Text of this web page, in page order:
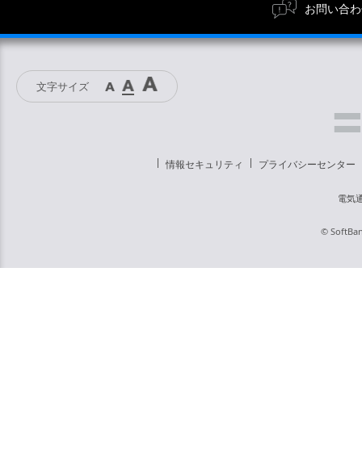
お問い合
文字サイズ
情報セキュリティ プライバシーセンター
電気
©